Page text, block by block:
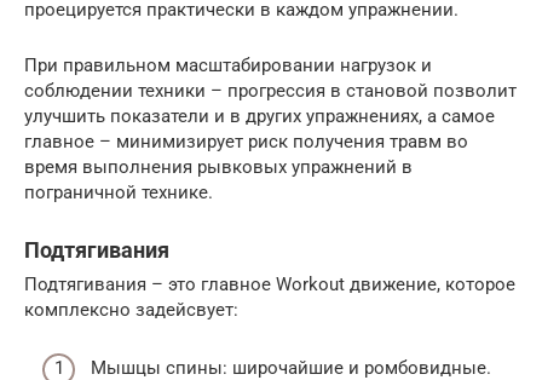
проецируется практически в каждом упражнении.
При правильном масштабировании нагрузок и
соблюдении техники – прогрессия в становой позволит
улучшить показатели и в других упражнениях, а самое
главное – минимизирует риск получения травм во
время выполнения рывковых упражнений в
пограничной технике.
Подтягивания
Подтягивания – это главное Workout движение, которое
комплексно задейсвует:
Мышцы спины: широчайшие и ромбовидные.